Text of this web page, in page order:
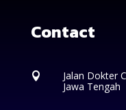
Contact

Jalan Dokter
Jawa Tengah